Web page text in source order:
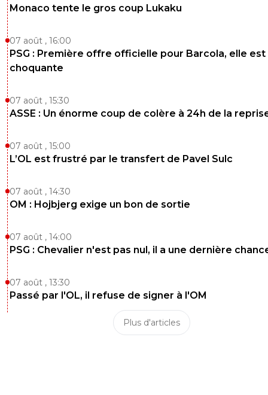
Monaco tente le gros coup Lukaku
07 août , 16:00
PSG : Première offre officielle pour Barcola, elle est
choquante
07 août , 15:30
ASSE : Un énorme coup de colère à 24h de la
07 août , 15:00
L’OL est frustré par le transfert de Pavel Sulc
07 août , 14:30
OM : Hojbjerg exige un bon de sortie
07 août , 14:00
PSG : Chevalier n'est pas nul, il a une dernière
07 août , 13:30
Passé par l'OL, il refuse de signer à l'OM
Plus d'articles